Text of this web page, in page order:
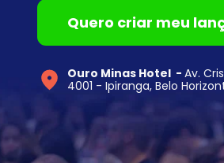
Quero criar meu
Ouro Minas Hotel  - Av.
4001 - Ipiranga, Belo